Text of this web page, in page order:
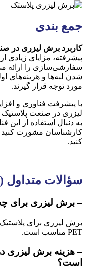
جمع بندی
کاربرد برش لیزری در
پیشرفته، مزایای زیادی
سفارشی‌سازی را ارائه
شدن لبه‌ها و هزینه‌های
مورد توجه قرار گیرند.
با پیشرفت فناوری و
لیزری در صنعت
به دنبال استفاده از این
کارشناسان مشورت کنید
کنید.
سؤالات متداول (FAQ)
– برش لیزری برای
PET مناسب است.
– هزینه برش لیزری
است؟